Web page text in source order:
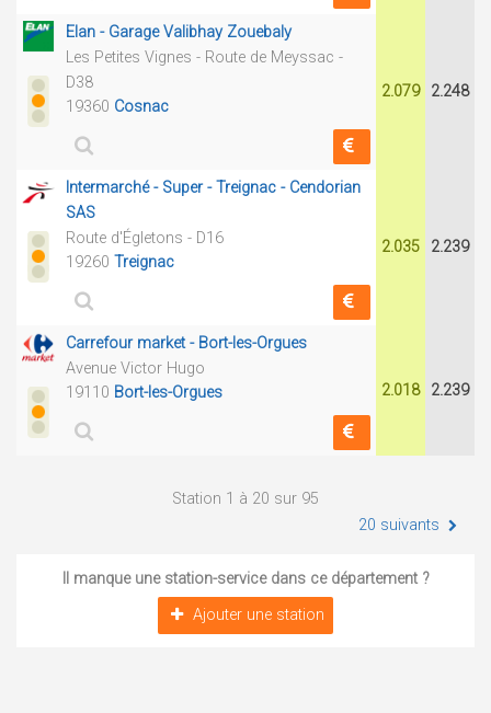
Elan - Garage Valibhay Zouebaly
Les Petites Vignes - Route de Meyssac -
D38
19360 Cosnac
2.079 2.248
Intermarché - Super - Treignac - Cendorian
SAS
Route d'Égletons - D16
19260 Treignac
2.035 2.239
Carrefour market - Bort-les-Orgues
Avenue Victor Hugo
19110 Bort-les-Orgues 2.018 2.239
Station 1 à 20 sur 95
20 suivants
Il manque une station-service dans ce département ?
Ajouter une station